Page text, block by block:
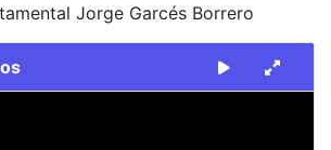
Jorge Garcés Borrero